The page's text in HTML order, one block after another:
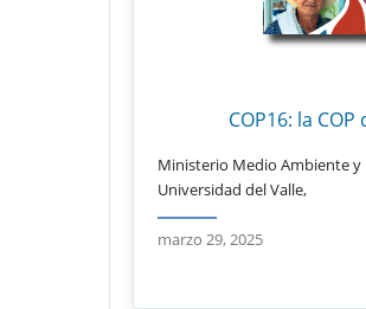
COP16: la
Ministerio Medio Ambiente y
Universidad del Valle,
marzo 29, 2025